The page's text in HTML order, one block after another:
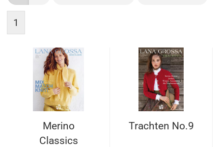
1
Merino
Classics
Trachten No.9